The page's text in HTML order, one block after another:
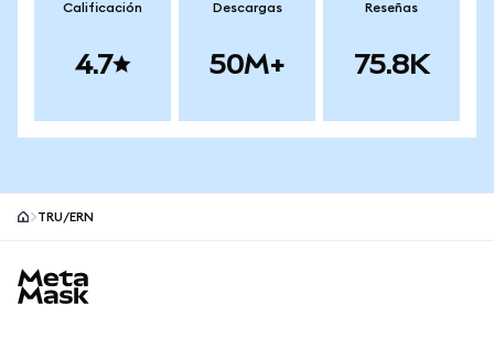
Calificación
4.7
Descargas
50M+
Reseñas
75.8K
TRU/ERN